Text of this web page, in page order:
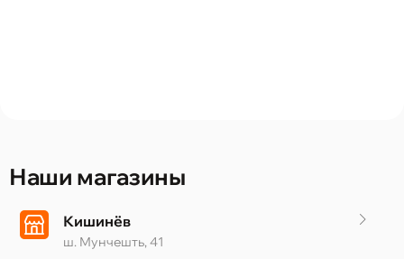
Наши магазины
Кишинёв
ш. Мунчешть, 41